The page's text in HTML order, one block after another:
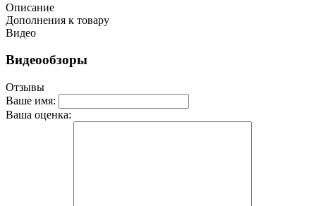
Описание
Дополнения к товару
Видео
Видеообзоры
Отзывы
Ваше имя:
Ваша оценка: